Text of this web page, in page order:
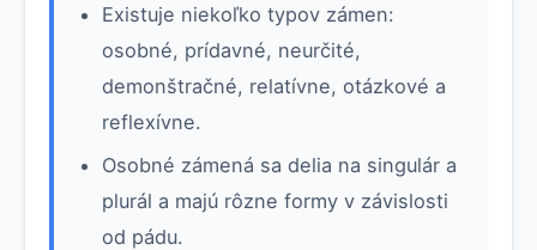
Existuje niekoľko typov zámen:
osobné, prídavné, neurčité,
demonštračné, relatívne, otázkové a
reflexívne.
Osobné zámená sa delia na singulár a
plurál a majú rôzne formy v závislosti
od pádu.